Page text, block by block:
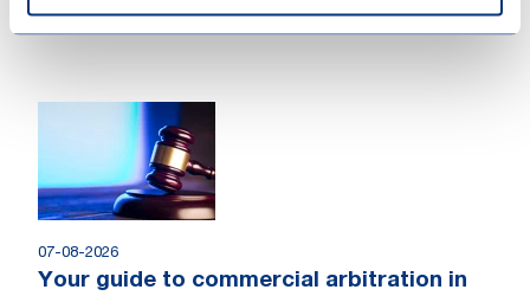
Other recent news
07-08-2026
Your guide to commercial arbitration in